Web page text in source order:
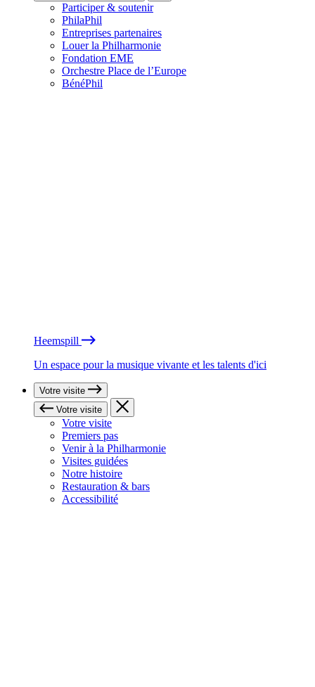
Participer & soutenir
PhilaPhil
Entreprises partenaires
Louer la Philharmonie
Fondation EME
Orchestre Place de l’Europe
BénéPhil
Heemspill
Un espace pour la musique vivante et les talents d'ici
Votre visite
Votre visite
Votre visite
Premiers pas
Venir à la Philharmonie
Visites guidées
Notre histoire
Restauration & bars
Accessibilité